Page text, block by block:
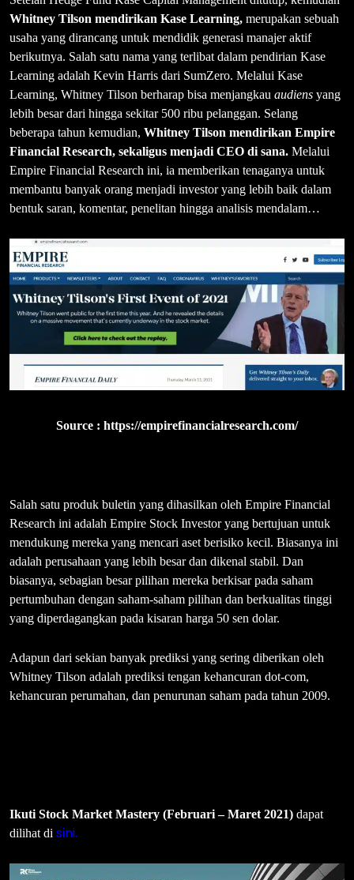
Whitney Tilson mendirikan Kase Learning, merupakan sebuah
usaha yang dirancang untuk mendidik generasi manajer aktif
berikutnya. Salah satu nama yang terlibat dalam pendirian Kase
Learning adalah Kevin Harris dari SumZero. Melalui Kase
Learning, Whitney Tilson berharap bisa menjangkau audiens yang
lebih besar dari hingga sekitar 500 ribu pelanggan. Selang
beberapa tahun kemudian, Whitney Tilson mendirikan Empire
Financial Research, sekaligus menjadi CEO di sana. Melalui
Empire Financial Research ini, ia memberikan tenaganya untuk
membantu banyak orang menjadi investor yang lebih baik dalam
bentuk saran, komentar, penelitan hingga analisis mendalam…
Source : https://empirefinancialresearch.com/
Salah satu produk buletin yang dihasilkan oleh Empire Financial
Research ini adalah Empire Stock Investor yang bertujuan untuk
mendukung mereka yang mencari aset berisiko kecil. Biasanya ini
adalah perusahaan yang lebih besar dan dikenal stabil. Dan
biasanya, sebagian besar pilihan mereka berkisar pada saham
pertumbuhan dengan saham-saham pilihan dan berkualitas tinggi
yang diperdagangkan pada kisaran harga 50 sen dolar.
Adapun dari sekian banyak prediksi yang sering diberikan oleh
Whitney Tilson adalah prediksi tengan kehancuran dot-com,
kehancuran perumahan, dan penurunan saham pada tahun 2009.
Ikuti Stock Market Mastery (Februari – Maret 2021) dapat
dilihat di sini.